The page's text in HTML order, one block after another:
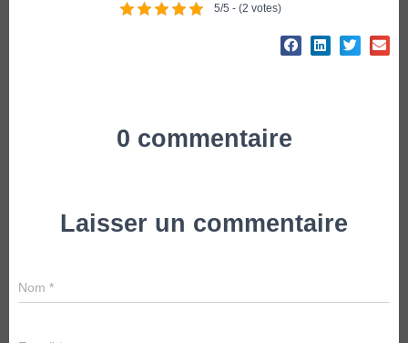
5/5 - (2 votes)
0 commentaire
Laisser un commentaire
Nom *